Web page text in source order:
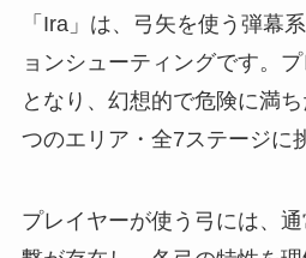
「Ira」は、弓矢を使う弾幕
ョンシューティングです。
となり、幻想的で危険に満
つのエリア・全7ステージに
プレイヤーが使う弓には、